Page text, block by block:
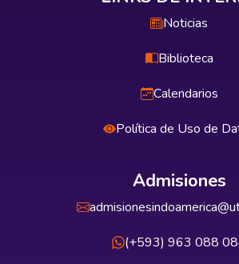
Noticias
Biblioteca
Calendarios
Política de Uso de
Admisiones
(+593) 963 088